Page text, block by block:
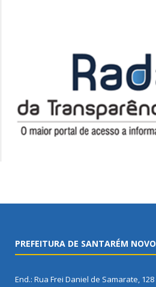
PREFEITURA DE SANTARÉM NOVO
End.: Rua Frei Daniel de Samarate, 128